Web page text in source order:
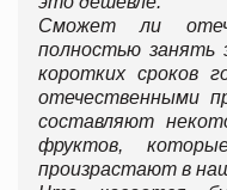
Сможет ли
полностью
коротких сроков
отечественными
составляют
фруктов,
произрастают в